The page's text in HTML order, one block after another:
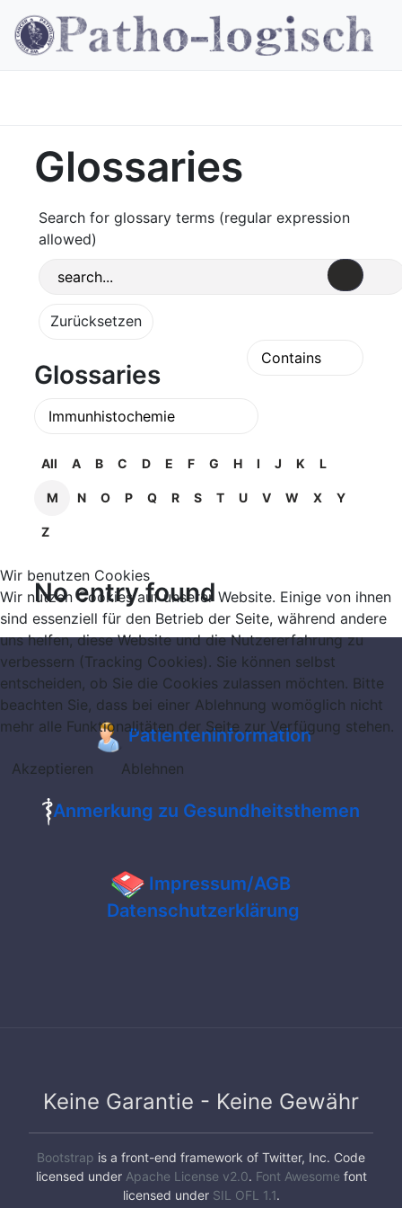
Glossaries
Search for glossary terms (regular expression
allowed)
Glossaries
All A B C D E F G H I J K L
M N O P Q R S T U V W X Y
Z
No entry found
Patienteninformation
Anmerkung zu Gesundheitsthemen
Impressum/AGB
Datenschutzerklärung
Keine Garantie - Keine Gewähr
Bootstrap is a front-end framework of Twitter, Inc. Code
licensed under Apache License v2.0. Font Awesome font
licensed under SIL OFL 1.1.
Wir benutzen Cookies
Wir nutzen Cookies auf unserer Website. Einige von ihnen
sind essenziell für den Betrieb der Seite, während andere
uns helfen, diese Website und die Nutzererfahrung zu
verbessern (Tracking Cookies). Sie können selbst
entscheiden, ob Sie die Cookies zulassen möchten. Bitte
beachten Sie, dass bei einer Ablehnung womöglich nicht
mehr alle Funktionalitäten der Seite zur Verfügung stehen.
Akzeptieren Ablehnen